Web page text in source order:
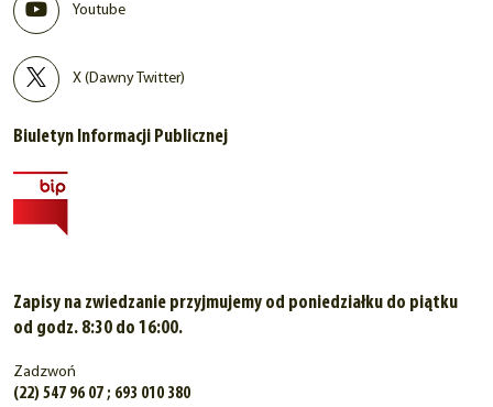
Youtube
X (Dawny Twitter)
Biuletyn Informacji Publicznej
Zapisy na zwiedzanie przyjmujemy od poniedziałku do piątku
od godz. 8:30 do 16:00.
Zadzwoń
(22) 547 96 07 ; 693 010 380